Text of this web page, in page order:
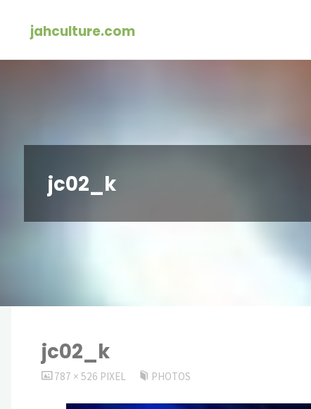
jahculture.com
jc02_k
jc02_k
VOLLSTÄNDIGE
787 × 526 PIXEL PHOTOS